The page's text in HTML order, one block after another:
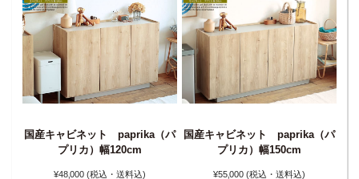
国産キャビネット paprika（パ
プリカ）幅120cm
¥48‚000 (税込・送料込)
国産キャビネット paprika（パ
プリカ）幅150cm
¥55‚000 (税込・送料込)